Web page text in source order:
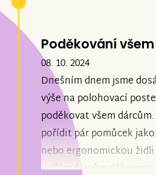
Poděkování
08. 10. 2024
Dnešním dnem jsme
výše na polohovací
poděkovat všem
pořídit pár pomůcek
nebo ergonomickou židli.
dalším dárcům děkujeme.